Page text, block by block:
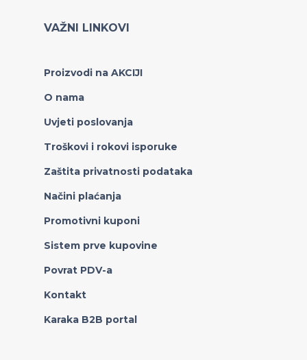
VAŽNI LINKOVI
Proizvodi na AKCIJI
O nama
Uvjeti poslovanja
Troškovi i rokovi isporuke
Zaštita privatnosti podataka
Načini plaćanja
Promotivni kuponi
Sistem prve kupovine
Povrat PDV-a
Kontakt
Karaka B2B portal